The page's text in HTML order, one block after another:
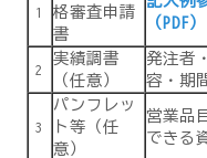
1
格審査申請
書
（PDF）
2
実績調書
（任意）
発注者
容・期
3
パンフレッ
ト等（任
意）
営業品
できる